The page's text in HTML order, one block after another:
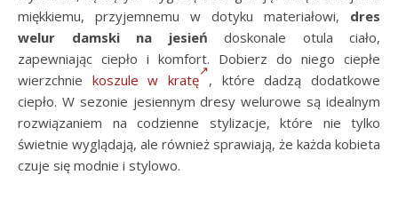
miękkiemu, przyjemnemu w dotyku materiałowi, dres
welur damski na jesień doskonale otula ciało,
zapewniając ciepło i komfort. Dobierz do niego ciepłe
wierzchnie koszule w kratę , które dadzą dodatkowe
ciepło. W sezonie jesiennym dresy welurowe są idealnym
rozwiązaniem na codzienne stylizacje, które nie tylko
świetnie wyglądają, ale również sprawiają, że każda kobieta
czuje się modnie i stylowo.